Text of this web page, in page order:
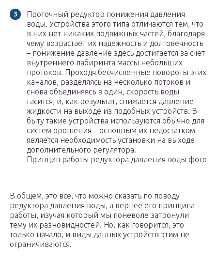
Проточный редуктор понижения давления
воды. Устройства этого типа отличаются тем, что
в них нет никаких подвижных частей, благодаря
чему возрастает их надежность и долговечность
– понижение давление здесь достигается за счет
внутреннего лабиринта массы небольших
протоков. Проходя бесчисленные повороты этих
каналов, разделяясь на несколько потоков и
снова объединяясь в один, скорость воды
гасится, и, как результат, снижается давление
жидкости на выходе из подобных устройств. В
быту такие устройства используются обычно для
систем орошения – основным их недостатком
является необходимость установки на выходе
дополнительного регулятора.
Принцип работы редуктора давления воды фото
В общем, это все, что можно сказать по поводу
редуктора давления воды, а вернее его принципа
работы, изучая который мы поневоле затронули
тему их разновидностей. Но, как говорится, это
только начало, и виды данных устройств этим не
ограничиваются.